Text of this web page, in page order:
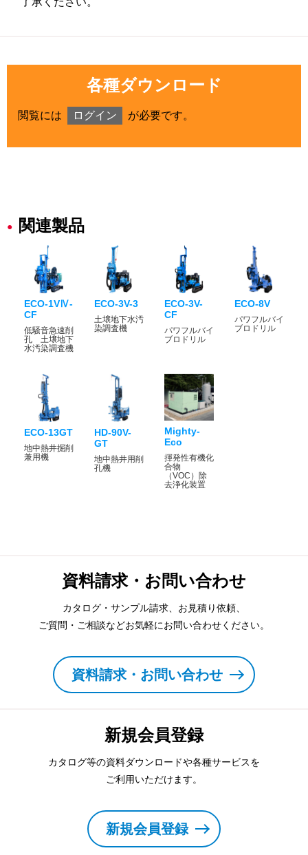
各種ダウンロード
閲覧には ログイン が必要です。
関連製品
ECO-1VⅣ-
CF
低騒音急速削
孔 土壌地下
水汚染調査機
ECO-3V-3
土壌地下水汚
染調査機
ECO-3V-
CF
パワフルバイ
ブロドリル
ECO-8V
パワフルバイ
ブロドリル
ECO-13GT
地中熱井掘削
兼用機
HD-90V-
GT
地中熱井用削
孔機
Mighty-
Eco
揮発性有機化
合物
（VOC）除
去浄化装置
資料請求・お問い合わせ
カタログ・サンプル請求、お見積り依頼、
ご質問・ご相談などお気軽にお問い合わせください。
資料請求・お問い合わせ
新規会員登録
カタログ等の資料ダウンロードや各種サービスを
ご利用いただけます。
新規会員登録